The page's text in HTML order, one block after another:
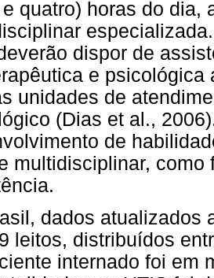
quatro) horas do dia,
dispor de
e psicológica
unidades de
(Dias et al.,
de
multidisciplinar, como
dados atualizados
leitos, distribuídos
internado foi em